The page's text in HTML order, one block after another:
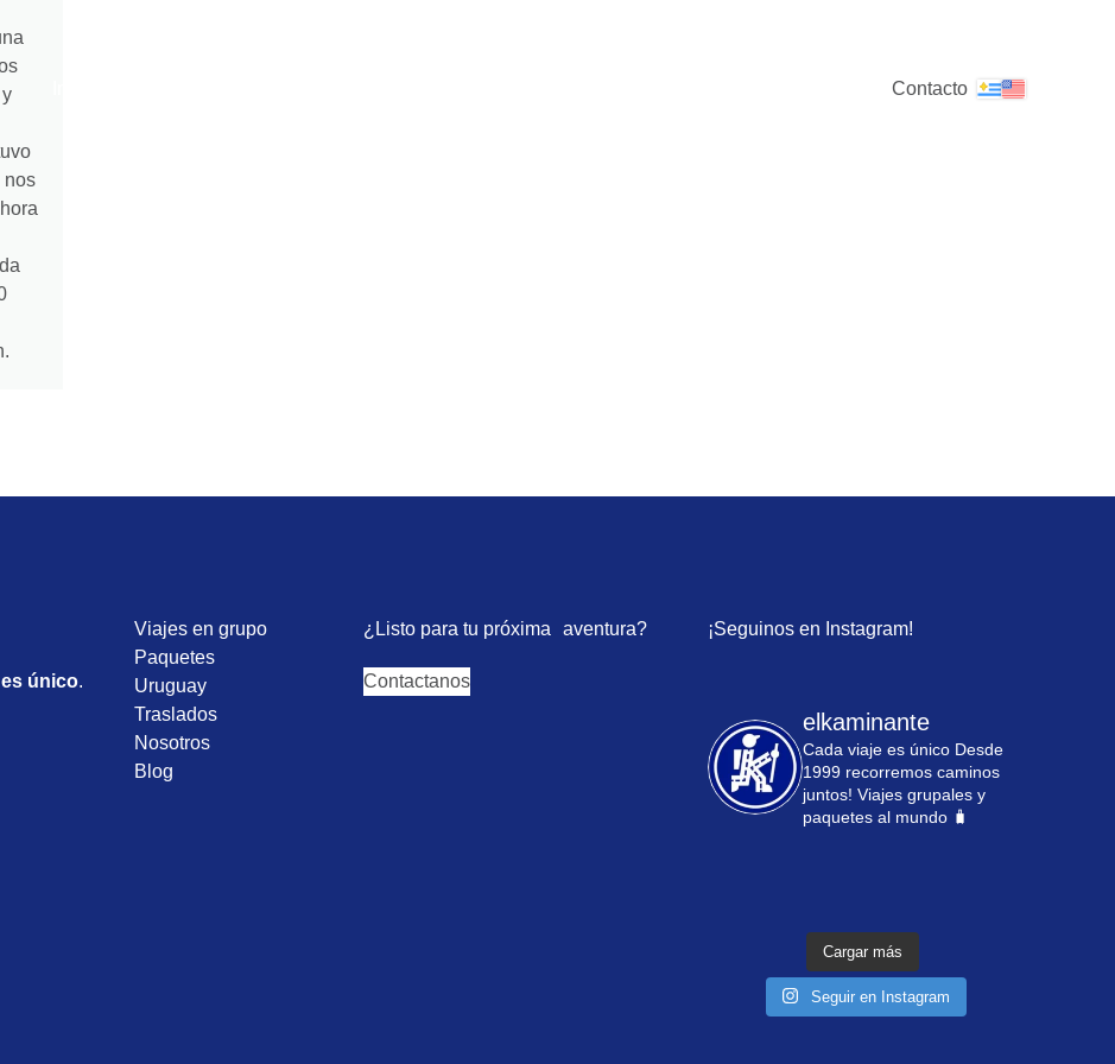
Contacto
nos
único.
Viajes en grupo
Paquetes
Uruguay
Traslados
Nosotros
Blog
¿Listo para tu próxima aventura?
Contactanos
¡Seguinos en Instagram!
elkaminante
Cada viaje es único Desde
1999 recorremos caminos
juntos! Viajes grupales y
paquetes al mundo 🧳
Cargar más
Seguir en Instagram